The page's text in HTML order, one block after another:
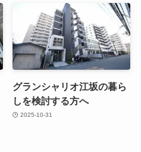
グランシャリオ江坂の暮ら
しを検討する方へ
2025-10-31